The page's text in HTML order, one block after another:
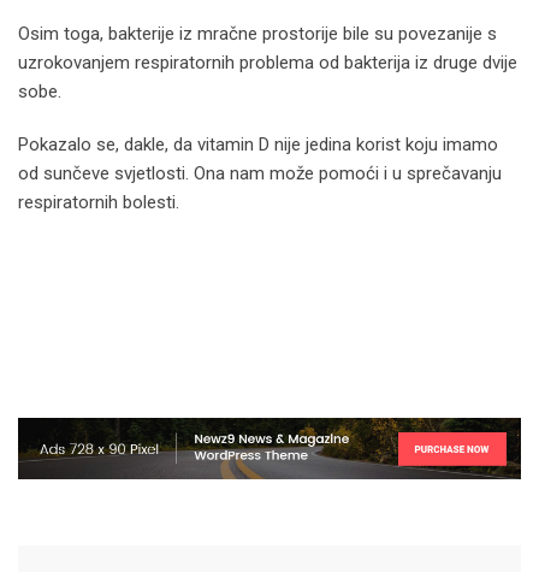
Osim toga, bakterije iz mračne prostorije bile su povezanije s
uzrokovanjem respiratornih problema od bakterija iz druge dvije
sobe.
Pokazalo se, dakle, da vitamin D nije jedina korist koju imamo
od sunčeve svjetlosti. Ona nam može pomoći i u sprečavanju
respiratornih bolesti.